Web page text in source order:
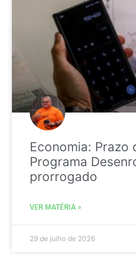
Economia: Prazo
Programa
prorrogado
VER MATÉRIA »
29 de julho de 2026